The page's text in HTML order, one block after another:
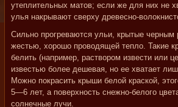
утеплительных матов; если же для них не
улья накрывают сверху древесно-
Сильно прогреваются ульи, крытые черным
жестью, хорошо проводящей тепло. Такие
белить (например, раствором извести или
известью более дешевая, но ее хватает
Можно покрасить крыши белой краской,
5—6 лет, а поверхность снежно-белого
солнечные лучи.